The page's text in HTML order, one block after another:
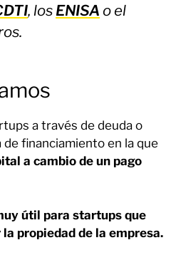
, los ENISA o el
a través de deuda o
financiamiento en la que
a cambio de un pago
útil para startups que
propiedad de la empresa.